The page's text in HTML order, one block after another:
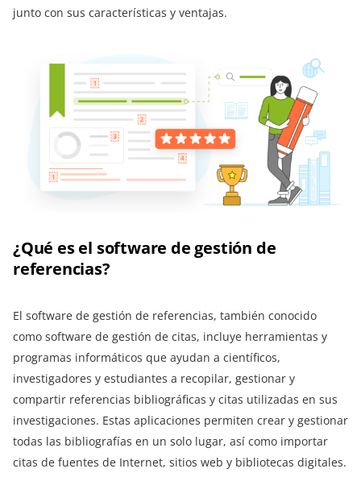
junto con sus características y ventajas.
¿Qué es el software de gestión de
referencias?
El software de gestión de referencias, también conocido
como software de gestión de citas, incluye herramientas y
programas informáticos que ayudan a científicos,
investigadores y estudiantes a recopilar, gestionar y
compartir referencias bibliográficas y citas utilizadas en sus
investigaciones. Estas aplicaciones permiten crear y gestionar
todas las bibliografías en un solo lugar, así como importar
citas de fuentes de Internet, sitios web y bibliotecas digitales.